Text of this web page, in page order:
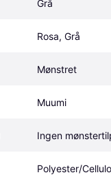
Grå
Rosa, Grå
Mønstret
Muumi
Ingen
Polyester/